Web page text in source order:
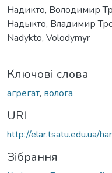
Надикто, Володимир
Надыкто, Владимир
Nadykto, Volodymyr
Ключові слова
агрегат, волога
URI
http://elar.tsatu.edu.ua/
Зібрання